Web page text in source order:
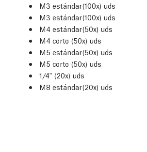
M3 estándar(100x) uds
M3 estándar(100x) uds
M4 estándar(50x) uds
M4 corto (50x) uds
M5 estándar(50x) uds
M5 corto (50x) uds
1/4" (20x) uds
M8 estándar(20x) uds